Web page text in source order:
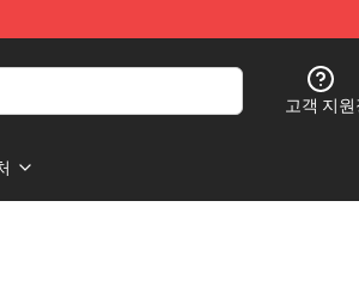
고객 지원